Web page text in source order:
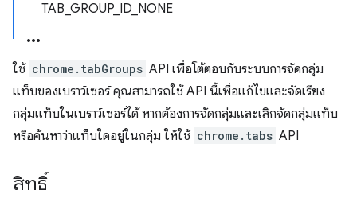
TAB_GROUP_ID_NONE
ใช้ chrome.tabGroups API เพื่อโต้ตอบกับระบบการจัดกลุ่ม
แท็บของเบราว์เซอร์ คุณสามารถใช้ API นี้เพื่อแก้ไขและจัดเรียง
กลุ่มแท็บในเบราว์เซอร์ได้ หากต้องการจัดกลุ่มและเลิกจัดกลุ่มแท็บ
หรือค้นหาว่าแท็บใดอยู่ในกลุ่ม ให้ใช้ chrome.tabs API
สิทธิ์